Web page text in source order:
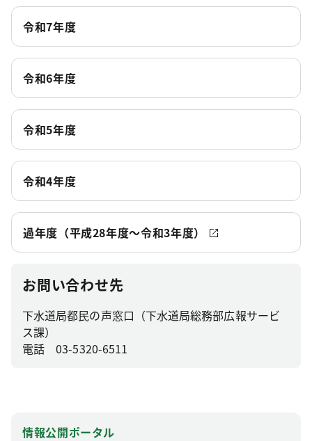
令和7年度
令和6年度
令和5年度
令和4年度
過年度（平成28年度～令和3年度）
お問い合わせ先
下水道局都民の声窓口（下水道局総務部広報サービ
ス課）
電話 03-5320-6511
情報公開ポータル